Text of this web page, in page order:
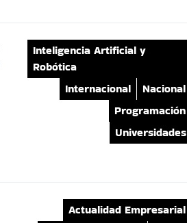
Inteligencia Artificial y
Robótica
Internacional
Nacional
Programación
Universidades
Actualidad Empresarial